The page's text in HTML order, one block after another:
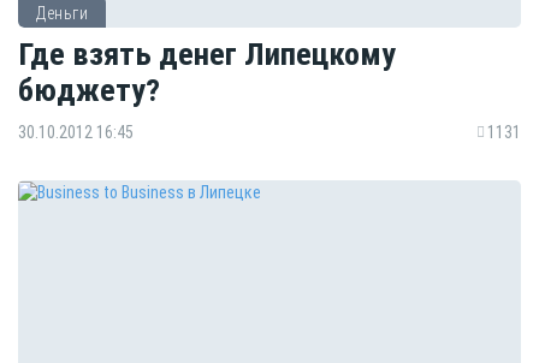
Деньги
Где взять денег Липецкому
бюджету?
30.10.2012 16:45 1131